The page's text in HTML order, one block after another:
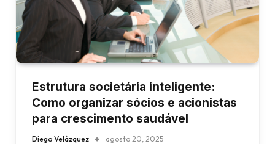
Estrutura societária inteligente:
Como organizar sócios e acionistas
para crescimento saudável
Diego Velázquez agosto 20, 2025